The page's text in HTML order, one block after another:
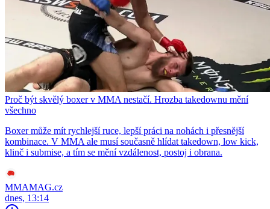
Proč být skvělý boxer v MMA nestačí. Hrozba takedownu mění
všechno
Boxer může mít rychlejší ruce, lepší práci na nohách i přesnější
kombinace. V MMA ale musí současně hlídat takedown, low kick,
klinč i submise, a tím se mění vzdálenost, postoj i obrana.
MMAMAG.cz
dnes, 13:14